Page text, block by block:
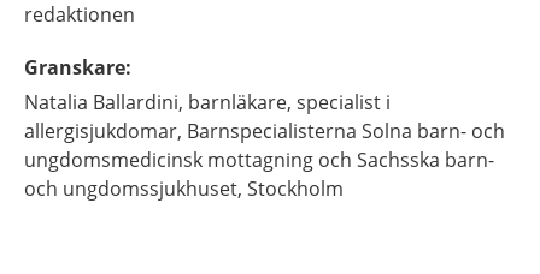
redaktionen
Granskare:
Natalia Ballardini, barnläkare, specialist i
allergisjukdomar, Barnspecialisterna Solna barn- och
ungdomsmedicinsk mottagning och Sachsska barn-
och ungdomssjukhuset, Stockholm